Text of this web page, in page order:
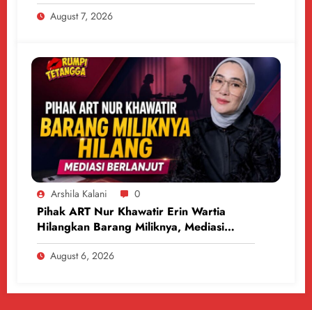
August 7, 2026
Arshila Kalani 0
Pihak ART Nur Khawatir Erin Wartia
Hilangkan Barang Miliknya, Mediasi
Berlanjut
August 6, 2026